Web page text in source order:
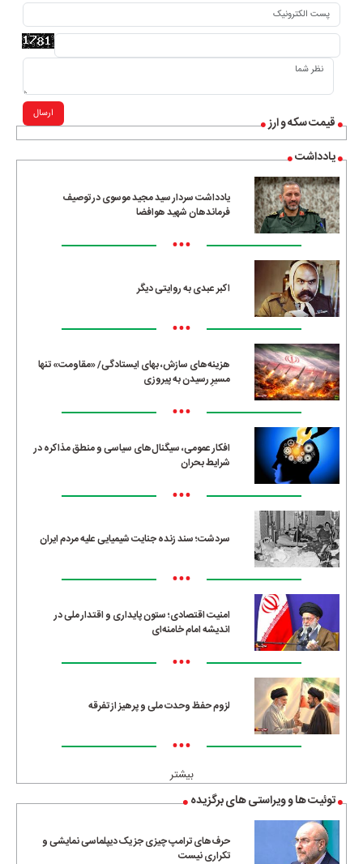
قیمت سکه و ارز
یادداشت
یادداشت سردار سید مجید موسوی در توصیف
فرماندهان شهید هوافضا
•••
اکبر عبدی به روایتی دیگر
•••
هزینه‌های سازش، بهای ایستادگی/ «مقاومت» تنها
مسیرِ رسیدن به پیروزی
•••
افکار عمومی، سیگنال‌های سیاسی و منطق مذاکره در
شرایط بحران
•••
سردشت؛ سند زنده جنایت شیمیایی علیه مردم ایران
•••
امنیت اقتصادی؛ ستون پایداری و اقتدار ملی در
اندیشه امام خامنه‌ای
•••
لزوم حفظ وحدت ملی و پرهیز از تفرقه
•••
بیشتر
توئیت ها و ویراستی های برگزیده
حرف‌های ترامپ چیزی جز یک دیپلماسی نمایشی و
تکراری نیست
ارسال